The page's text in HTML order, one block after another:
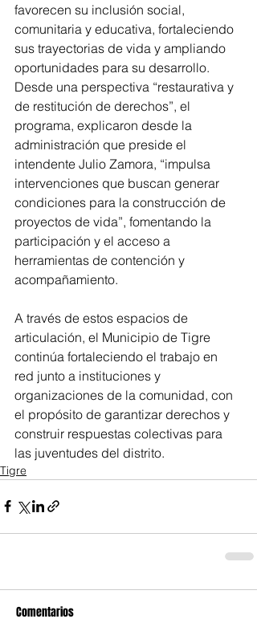
favorecen su inclusión social,
comunitaria y educativa, fortaleciendo
sus trayectorias de vida y ampliando
oportunidades para su desarrollo.
Desde una perspectiva “restaurativa y
de restitución de derechos”, el
programa, explicaron desde la
administración que preside el
intendente Julio Zamora, “impulsa
intervenciones que buscan generar
condiciones para la construcción de
proyectos de vida”, fomentando la
participación y el acceso a
herramientas de contención y
acompañamiento.
A través de estos espacios de
articulación, el Municipio de Tigre
continúa fortaleciendo el trabajo en
red junto a instituciones y
organizaciones de la comunidad, con
el propósito de garantizar derechos y
construir respuestas colectivas para
las juventudes del distrito.
Tigre
Comentarios